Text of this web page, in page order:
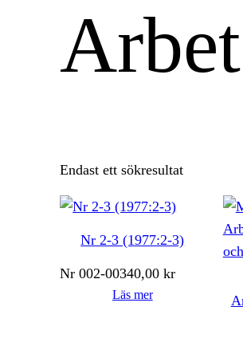
Endast ett sökresultat
Nr 2-3 (1977:2-3)
Nr 002-00340,00kr
Läs mer